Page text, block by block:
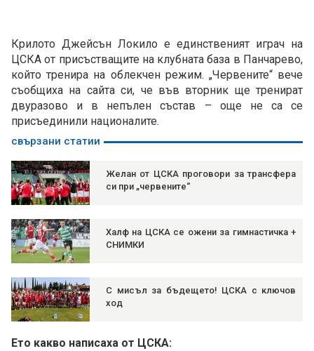
Крилото Джейсън Локило е единственият играч на
ЦСКА от присъстващите на клубната база в Панчарево,
който тренира на облекчен режим. „Червените“ вече
съобщиха на сайта си, че във вторник ще тренират
двуразово и в непълен състав – още не са се
присъединили националите.
свързани статии
Желан от ЦСКА проговори за трансфера
си при „червените“
Халф на ЦСКА се ожени за гимнастичка +
СНИМКИ
С мисъл за бъдещето! ЦСКА с ключов
ход
Ето какво написаха от ЦСКА: